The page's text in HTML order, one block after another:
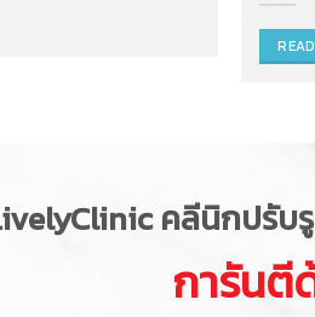
คลีนิกปรับ
การันตี